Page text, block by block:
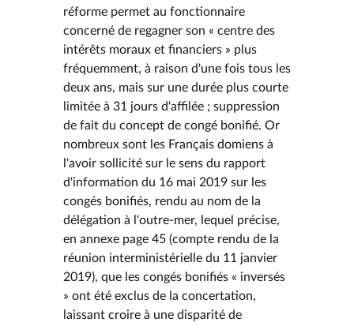
réforme permet au fonctionnaire
concerné de regagner son « centre des
intérêts moraux et financiers » plus
fréquemment, à raison d'une fois tous les
deux ans, mais sur une durée plus courte
limitée à 31 jours d'affilée ; suppression
de fait du concept de congé bonifié. Or
nombreux sont les Français domiens à
l'avoir sollicité sur le sens du rapport
d'information du 16 mai 2019 sur les
congés bonifiés, rendu au nom de la
délégation à l'outre-mer, lequel précise,
en annexe page 45 (compte rendu de la
réunion interministérielle du 11 janvier
2019), que les congés bonifiés « inversés
» ont été exclus de la concertation,
laissant croire à une disparité de